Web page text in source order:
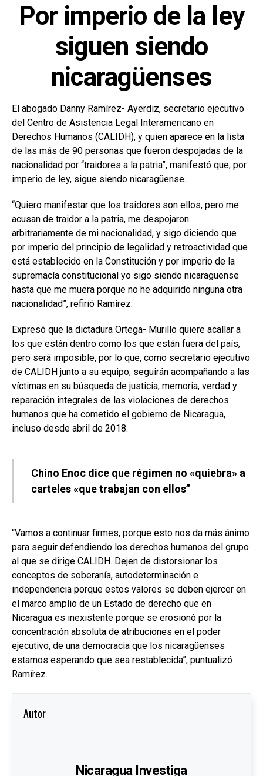
Por imperio de la ley
siguen siendo
nicaragüenses
El abogado Danny Ramírez- Ayerdiz, secretario ejecutivo
del Centro de Asistencia Legal Interamericano en
Derechos Humanos (CALIDH), y quien aparece en la lista
de las más de 90 personas que fueron despojadas de la
nacionalidad por “traidores a la patria”, manifestó que, por
imperio de ley, sigue siendo nicaragüense.
“Quiero manifestar que los traidores son ellos, pero me
acusan de traidor a la patria, me despojaron
arbitrariamente de mi nacionalidad, y sigo diciendo que
por imperio del principio de legalidad y retroactividad que
está establecido en la Constitución y por imperio de la
supremacía constitucional yo sigo siendo nicaragüense
hasta que me muera porque no he adquirido ninguna otra
nacionalidad”, refirió Ramírez.
Expresó que la dictadura Ortega- Murillo quiere acallar a
los que están dentro como los que están fuera del país,
pero será imposible, por lo que, como secretario ejecutivo
de CALIDH junto a su equipo, seguirán acompañando a las
víctimas en su búsqueda de justicia, memoria, verdad y
reparación integrales de las violaciones de derechos
humanos que ha cometido el gobierno de Nicaragua,
incluso desde abril de 2018.
Chino Enoc dice que régimen no «quiebra» a
carteles «que trabajan con ellos”
“Vamos a continuar firmes, porque esto nos da más ánimo
para seguir defendiendo los derechos humanos del grupo
al que se dirige CALIDH. Dejen de distorsionar los
conceptos de soberanía, autodeterminación e
independencia porque estos valores se deben ejercer en
el marco amplio de un Estado de derecho que en
Nicaragua es inexistente porque se erosionó por la
concentración absoluta de atribuciones en el poder
ejecutivo, de una democracia que los nicaragüenses
estamos esperando que sea restablecida”, puntualizó
Ramírez.
Autor
Nicaragua Investiga